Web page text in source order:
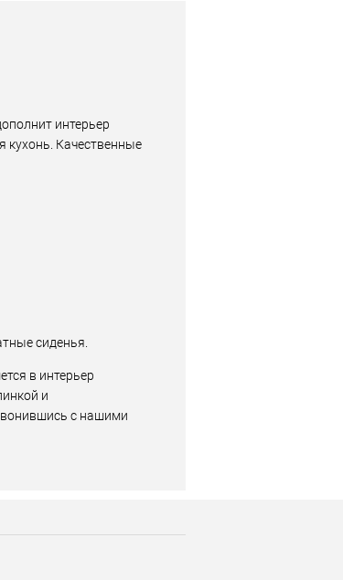
интерьер
кухонь. Качественные
сиденья.
в интерьер
и
с нашими